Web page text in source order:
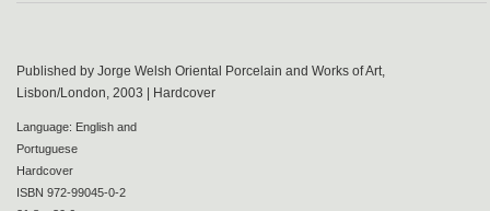
Published by Jorge Welsh Oriental Porcelain and Works of Art,
Lisbon/London, 2003 | Hardcover
Language: English and
Portuguese
Hardcover
ISBN 972-99045-0-2